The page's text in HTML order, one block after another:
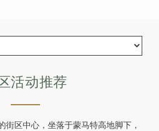
活动推荐
街区中心，坐落于蒙马特高地脚下，